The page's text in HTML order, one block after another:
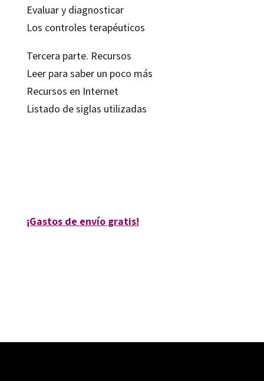
Evaluar y diagnosticar
Los controles terapéuticos
Tercera parte. Recursos
Leer para saber un poco más
Recursos en Internet
Listado de siglas utilizadas
¡Gastos de envío gratis!